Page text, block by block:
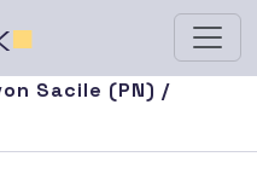
■
Sacile (PN) /